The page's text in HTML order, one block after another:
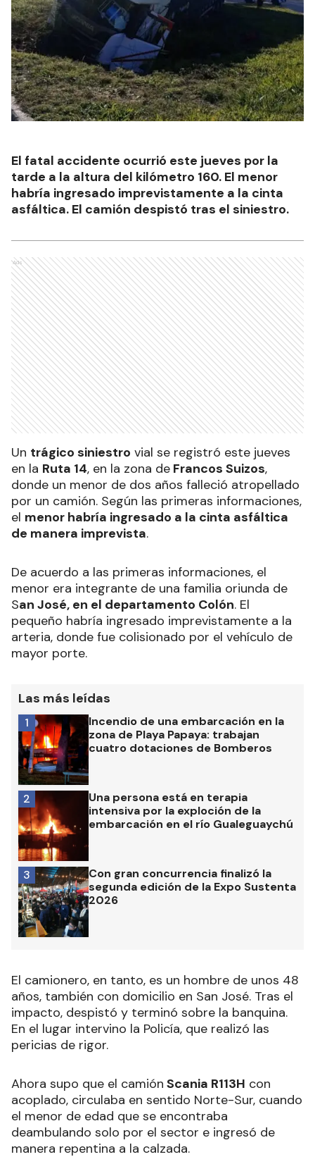
El fatal accidente ocurrió este jueves por la
tarde a la altura del kilómetro 160. El menor
habría ingresado imprevistamente a la cinta
asfáltica. El camión despistó tras el siniestro.
Ads
Un trágico siniestro vial se registró este jueves
en la Ruta 14, en la zona de Francos Suizos,
donde un menor de dos años falleció atropellado
por un camión. Según las primeras informaciones,
el menor habría ingresado a la cinta asfáltica
de manera imprevista.
De acuerdo a las primeras informaciones, el
menor era integrante de una familia oriunda de
San José, en el departamento Colón. El
pequeño habría ingresado imprevistamente a la
arteria, donde fue colisionado por el vehículo de
mayor porte.
Las más leídas
Incendio de una embarcación en la
zona de Playa Papaya: trabajan
cuatro dotaciones de Bomberos
1
Una persona está en terapia
intensiva por la exploción de la
embarcación en el río Gualeguaychú
2
Con gran concurrencia finalizó la
segunda edición de la Expo Sustenta
2026
3
El camionero, en tanto, es un hombre de unos 48
años, también con domicilio en San José. Tras el
impacto, despistó y terminó sobre la banquina.
En el lugar intervino la Policía, que realizó las
pericias de rigor.
Ahora supo que el camión Scania R113H con
acoplado, circulaba en sentido Norte-Sur, cuando
el menor de edad que se encontraba
deambulando solo por el sector e ingresó de
manera repentina a la calzada.